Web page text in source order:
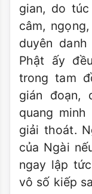
gian, do
câm,
duyên
Phật ấy
trong tam
gián đoạn,
quang
giải thoát.
của Ngài
ngay lập
vô số kiếp